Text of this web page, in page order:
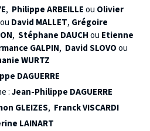
par un foisonnement
amoureuses et familiales dans
à réunir le langage naturel
des autres
génie de Molière c’est, avant
public avec un personnage
égoïste et maladivement…
, Philippe ARBEILLEou Olivier
ou David MALLET, Grégoire
, Stéphane DAUCHou Etienne
GALPIN, David SLOVOou
WURTZ
DAGUERRE
:Jean-Philippe DAGUERRE
GLEIZES, Franck VISCARDI
LAINART